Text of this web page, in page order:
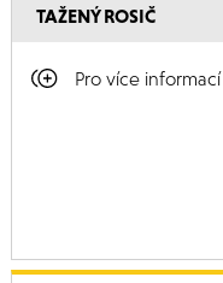
TAŽENÝ ROSIČ
Pro více